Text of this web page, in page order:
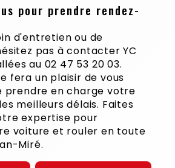
pour prendre rendez-
d'entretien ou de
pas à contacter YC
au 02 47 53 20 03.
fera un plaisir de vous
prendre en charge votre
meilleurs délais. Faites
expertise pour
voiture et rouler en toute
Miré.